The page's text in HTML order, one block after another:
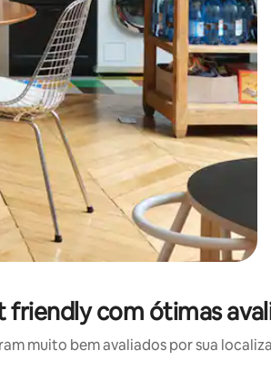
com ótimas
muito bem avaliados por sua